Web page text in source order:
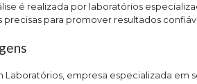
é realizada por laboratórios
precisas para promover resultados
Laboratórios, empresa especializada